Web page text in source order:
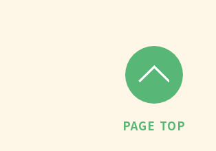
PAGE TOP